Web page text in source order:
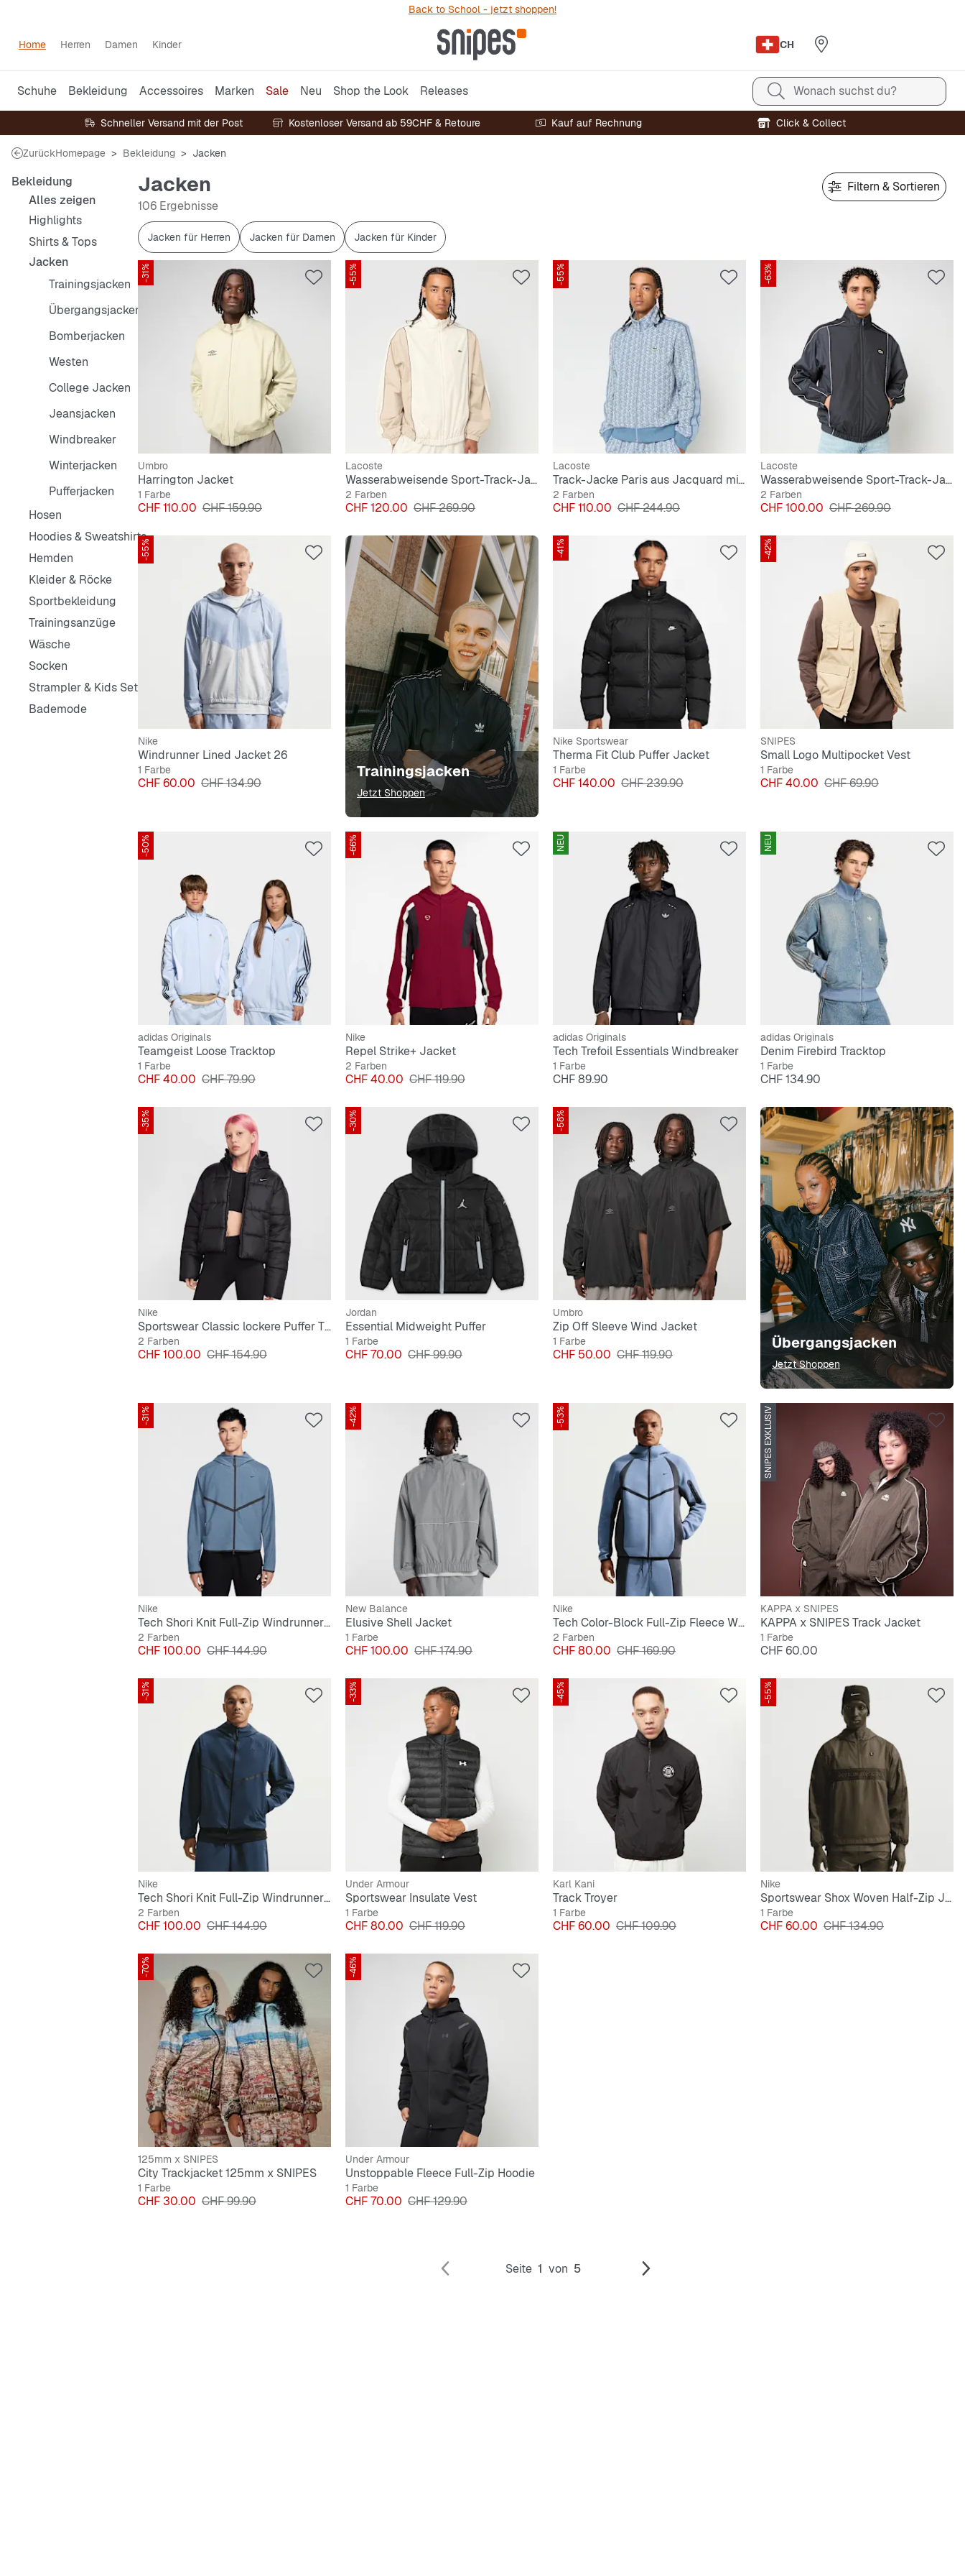
Back to School - jetzt shoppen!
Home Herren Damen Kinder CH
Schuhe Bekleidung Accessoires Marken Sale Neu Shop the Look Releases Wonach suchst du?
Schneller Versand mit der Post Kostenloser Versand ab 59CHF & Retoure Kauf auf Rechnung Click & Collect
ZurückHomepage Bekleidung Jacken
Bekleidung
Alles zeigen
Highlights
Shirts & Tops
Jacken
Trainingsjacken
Übergangsjacken
Bomberjacken
Westen
College Jacken
Jeansjacken
Windbreaker
Winterjacken
Pufferjacken
Hosen
Hoodies & Sweatshirts
Hemden
Kleider & Röcke
Sportbekleidung
Trainingsanzüge
Wäsche
Socken
Strampler & Kids Sets
Bademode
Jacken
106 Ergebnisse
Filtern & Sortieren
Jacken für Herren Jacken für Damen Jacken für Kinder
Trainingsjacken
Jetzt Shoppen
Übergangsjacken
Jetzt Shoppen
-31%
Umbro
Harrington Jacket
1 Farbe
Preis
CHF 110.00 Originalpreis
CHF 159.90
-55%
Lacoste
Wasserabweisende Sport-Track-Jacke
2 Farben
Preis
CHF 120.00 Originalpreis
CHF 269.90
-55%
Lacoste
Track-Jacke Paris aus Jacquard mit Reißverschluss
2 Farben
Preis
CHF 110.00 Originalpreis
CHF 244.90
-63%
Lacoste
Wasserabweisende Sport-Track-Jacke
2 Farben
Preis
CHF 100.00 Originalpreis
CHF 269.90
-55%
Nike
Windrunner Lined Jacket 26
1 Farbe
Preis
CHF 60.00 Originalpreis
CHF 134.90
-41%
Nike Sportswear
Therma Fit Club Puffer Jacket
1 Farbe
Preis
CHF 140.00 Originalpreis
CHF 239.90
-42%
SNIPES
Small Logo Multipocket Vest
1 Farbe
Preis
CHF 40.00 Originalpreis
CHF 69.90
-50%
adidas Originals
Teamgeist Loose Tracktop
1 Farbe
Preis
CHF 40.00 Originalpreis
CHF 79.90
-66%
Nike
Repel Strike+ Jacket
2 Farben
Preis
CHF 40.00 Originalpreis
CHF 119.90
NEU
adidas Originals
Tech Trefoil Essentials Windbreaker
1 Farbe
Preis
CHF 89.90
NEU
adidas Originals
Denim Firebird Tracktop
1 Farbe
Preis
CHF 134.90
-35%
Nike
Sportswear Classic lockere Puffer Therma-FIT Jacke
2 Farben
Preis
CHF 100.00 Originalpreis
CHF 154.90
-30%
Jordan
Essential Midweight Puffer
1 Farbe
Preis
CHF 70.00 Originalpreis
CHF 99.90
-58%
Umbro
Zip Off Sleeve Wind Jacket
1 Farbe
Preis
CHF 50.00 Originalpreis
CHF 119.90
-31%
Nike
Tech Shori Knit Full-Zip Windrunner Jacket
2 Farben
Preis
CHF 100.00 Originalpreis
CHF 144.90
-42%
New Balance
Elusive Shell Jacket
1 Farbe
Preis
CHF 100.00 Originalpreis
CHF 174.90
-53%
Nike
Tech Color-Block Full-Zip Fleece Windrunner Jacket
2 Farben
Preis
CHF 80.00 Originalpreis
CHF 169.90
SNIPES EXKLUSIV
KAPPA x SNIPES
KAPPA x SNIPES Track Jacket
1 Farbe
Preis
CHF 60.00
-31%
Nike
Tech Shori Knit Full-Zip Windrunner Jacket
2 Farben
Preis
CHF 100.00 Originalpreis
CHF 144.90
-33%
Under Armour
Sportswear Insulate Vest
1 Farbe
Preis
CHF 80.00 Originalpreis
CHF 119.90
-45%
Karl Kani
Track Troyer
1 Farbe
Preis
CHF 60.00 Originalpreis
CHF 109.90
-55%
Nike
Sportswear Shox Woven Half-Zip Jacket
1 Farbe
Preis
CHF 60.00 Originalpreis
CHF 134.90
-70%
125mm x SNIPES
City Trackjacket 125mm x SNIPES
1 Farbe
Preis
CHF 30.00 Originalpreis
CHF 99.90
-46%
Under Armour
Unstoppable Fleece Full-Zip Hoodie
1 Farbe
Preis
CHF 70.00 Originalpreis
CHF 129.90
Seite 1 von 5